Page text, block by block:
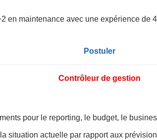
en maintenance avec une expérience de
Postuler
Contrôleur de gestion
pour le reporting, le budget, le
situation actuelle par rapport aux